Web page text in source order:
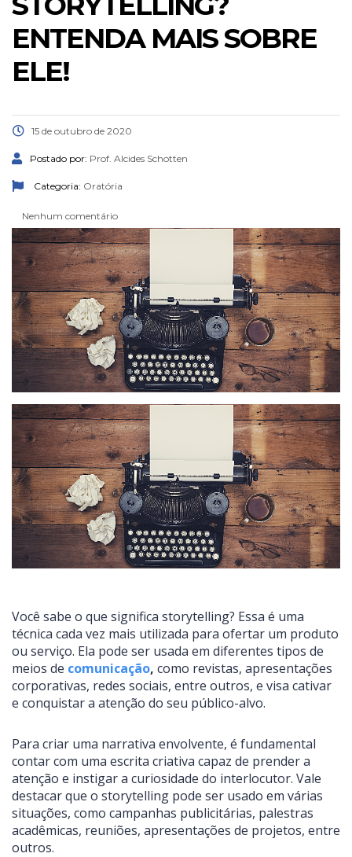
ENTENDA MAIS SOBRE
ELE!
15 de outubro de 2020
Postado por: Prof. Alcides Schotten
Categoria: Oratória
Nenhum comentário
Você sabe o que significa storytelling? Essa é uma
técnica cada vez mais utilizada para ofertar um produto
ou serviço. Ela pode ser usada em diferentes tipos de
meios de comunicação, como revistas, apresentações
corporativas, redes sociais, entre outros, e visa cativar
e conquistar a atenção do seu público-alvo.
Para criar uma narrativa envolvente, é fundamental
contar com uma escrita criativa capaz de prender a
atenção e instigar a curiosidade do interlocutor. Vale
destacar que o storytelling pode ser usado em várias
situações, como campanhas publicitárias, palestras
acadêmicas, reuniões, apresentações de projetos, entre
outros.